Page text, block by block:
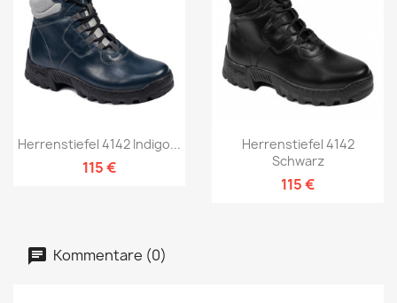
Herrenstiefel 4142 Indigo...
115 €
Herrenstiefel 4142
Schwarz
115 €
Kommentare (0)